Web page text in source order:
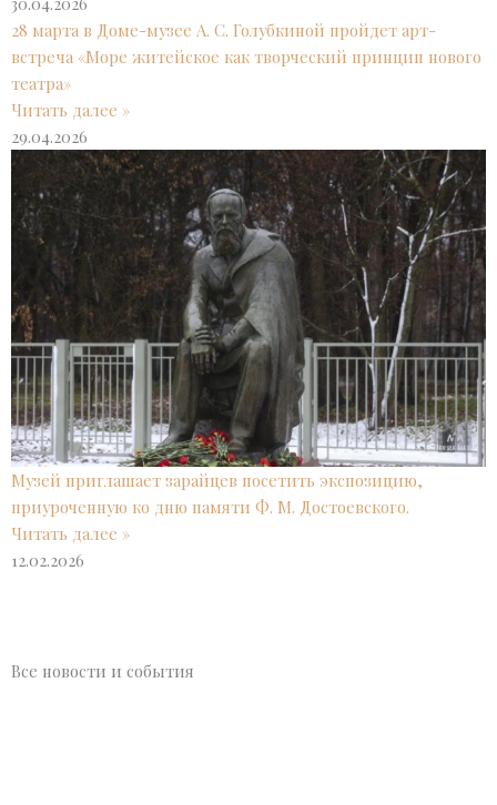
28 марта в Доме-музее А. С. Голубкиной пройдет арт-
встреча «Море житейское как творческий принцип нового
театра»
Читать далее »
29.04.2026
Музей приглашает зарайцев посетить экспозицию,
приуроченную ко дню памяти Ф. М. Достоевского.
Читать далее »
12.02.2026
Все новости и события